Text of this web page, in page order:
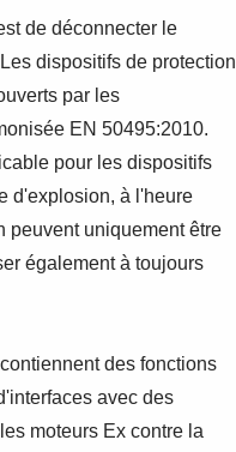
de déconnecter le
dispositifs de protection
par les
EN 50495:2010.
pour les dispositifs
d'explosion, à l'heure
peuvent uniquement être
également à toujours
des fonctions
avec des
moteurs Ex contre la